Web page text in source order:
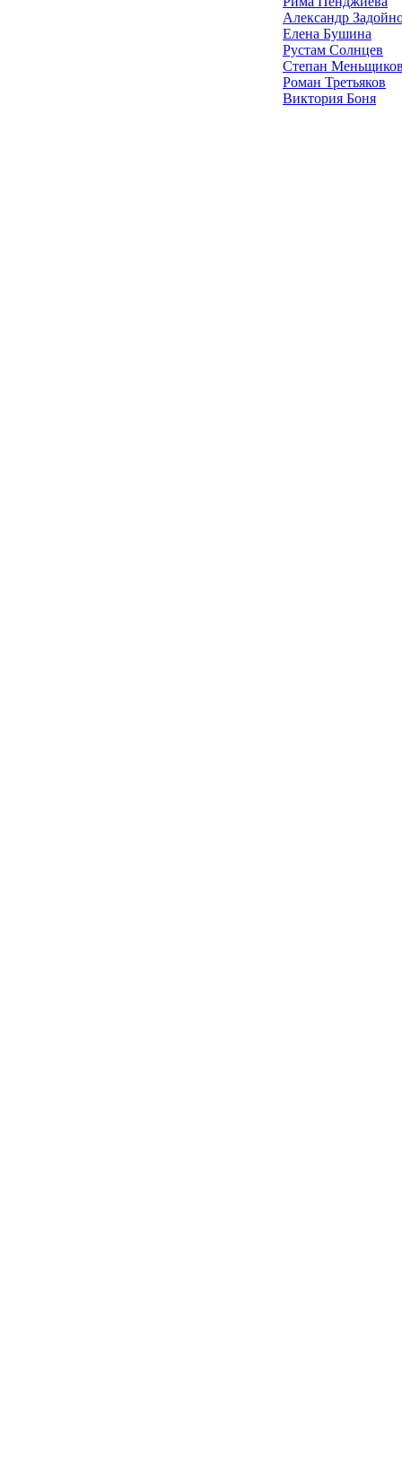
Александр
Елена Бушина
Рустам Солнцев
Степан
Роман Третьяков
Виктория Боня